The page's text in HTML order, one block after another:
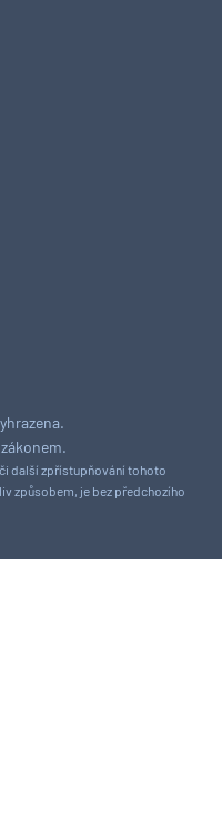
další zpřístupňování tohoto
způsobem, je bez předchozího